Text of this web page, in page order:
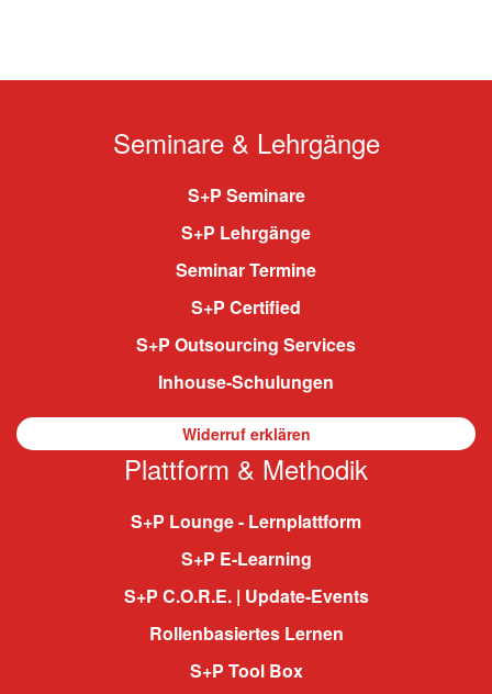
Seminare & Lehrgänge
S+P Seminare
S+P Lehrgänge
Seminar Termine
S+P Certified
S+P Outsourcing Services
Inhouse-Schulungen
Widerruf erklären
Plattform & Methodik
S+P Lounge - Lernplattform
S+P E-Learning
S+P C.O.R.E. | Update-Events
Rollenbasiertes Lernen
S+P Tool Box